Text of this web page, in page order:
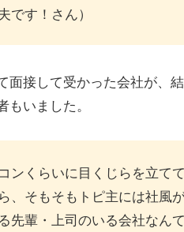
です！さん）
面接して受かった会社が、
いました。
コンくらいに目くじらを立
、そもそもトピ主には社風
先輩・上司のいる会社なん